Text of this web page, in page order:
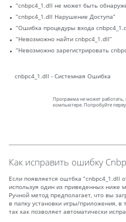
“cnbpc4_1.dll не может быть
“cnbpc4_1.dll Нарушение Доступа”
“Ошибка процедуры входа
“Невозможно найти cnbpc4_1.dll”
“Невозможно зарегистрировать
cnbpc4_1.dll - Системная Ошибка
Программа не может работать,
компьютере. Попробуйте
Как исправить ошибку
Если появляется оштбка “cnbpc4_1.dll
используя один из приведенных ниже
Ручной метод предполагает, что вы
в папку установки игры/приложения,
так как позволяет автоматически